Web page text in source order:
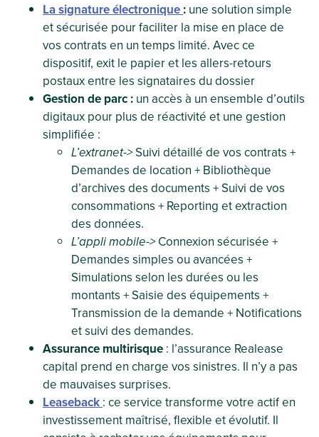
La signature électronique: une solution simple
et sécurisée pour faciliter la mise en place de
vos contrats en un temps limité. Avec ce
dispositif, exit le papier et les allers-retours
postaux entre les signataires du dossier
Gestion de parc : un accès à un ensemble d’outils
digitaux pour plus de réactivité et une gestion
simplifiée :
L’extranet->Suivi détaillé de vos contrats +
Demandes de location + Bibliothèque
d’archives des documents + Suivi de vos
consommations + Reporting et extraction
des données.
L’appli mobile->Connexion sécurisée +
Demandes simples ou avancées +
Simulations selon les durées ou les
montants + Saisie des équipements +
Transmission de la demande + Notifications
et suivi des demandes.
Assurance multirisque : l’assurance Realease
capital prend en charge vos sinistres. Il n’y a pas
de mauvaises surprises.
Leaseback: ce service transforme votre actif en
investissement maîtrisé, flexible et évolutif. Il